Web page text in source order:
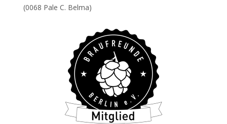
(0068 Pale C. Belma)